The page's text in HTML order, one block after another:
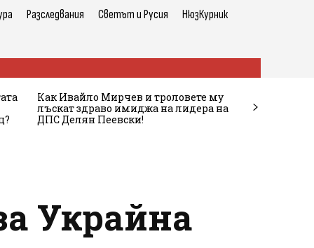
Разследвания Светът и Русия НюзКурник
Как Ивайло Мирчев и троловете му
лъскат здраво имиджа на лидера на
ДПС Делян Пеевски!
Украйна